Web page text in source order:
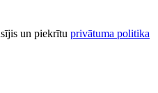
un piekrītu privātuma politika